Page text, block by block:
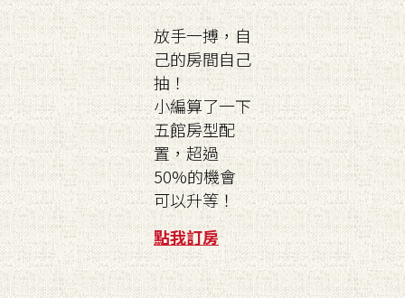
放手一搏，自
己的房間自己
抽！
小編算了一下
五館房型配
置，超過
50%的機會
可以升等！
點我訂房